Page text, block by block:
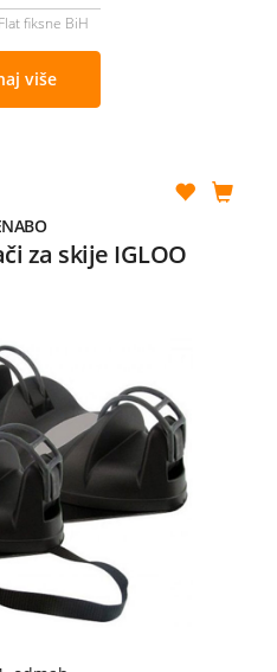
fiksne BiH
više
za skije IGLOO